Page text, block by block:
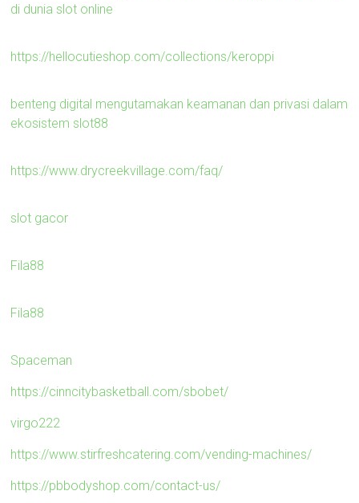
di dunia slot online
https://hellocutieshop.com/collections/keroppi
benteng digital mengutamakan keamanan dan privasi dalam
ekosistem slot88
https://www.drycreekvillage.com/faq/
slot gacor
Fila88
Fila88
Spaceman
https://cinncitybasketball.com/sbobet/
virgo222
https://www.stirfreshcatering.com/vending-machines/
https://pbbodyshop.com/contact-us/